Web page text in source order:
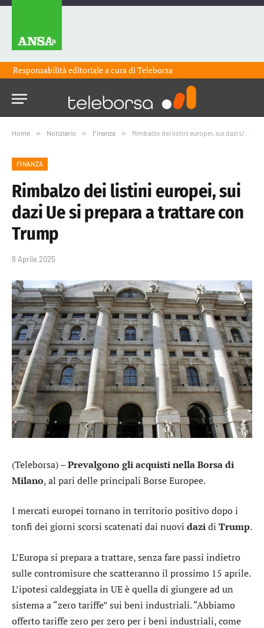
Responsabilità editoriale a cura diTeleborsa
Home » Notiziario » Finanza » Rimbalzo dei listini europei, sui dazi Ue si prepara a trattare con Trump
FINANZA
Rimbalzo dei listini europei, sui
dazi Ue si prepara a trattare con
Trump
8 Aprile 2025
(Teleborsa) –Prevalgono gli acquisti nella Borsa di
Milano, al pari delle principali Borse Europee.
I mercati europei tornano in territorio positivo dopo i
tonfi dei giorni scorsi scatenati dai nuovi dazidi Trump.
L’Europa si prepara a trattare, senza fare passi indietro
sulle contromisure che scatteranno il prossimo 15 aprile.
L’ipotesi caldeggiata in UE è quella di giungere ad un
sistema a “zero tariffe” sui beni industriali. “Abbiamo
offerto tariffe zero per zero per i beni industriali, come